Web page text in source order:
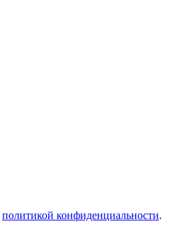
политикой конфиденциальности.